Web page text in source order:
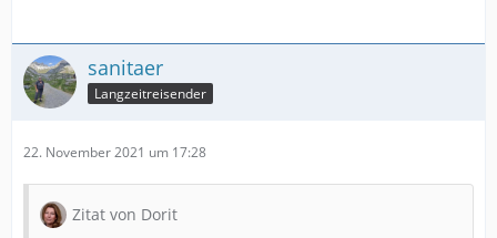
sanitaer
Langzeitreisender
22. November 2021 um 17:28
Zitat von Dorit